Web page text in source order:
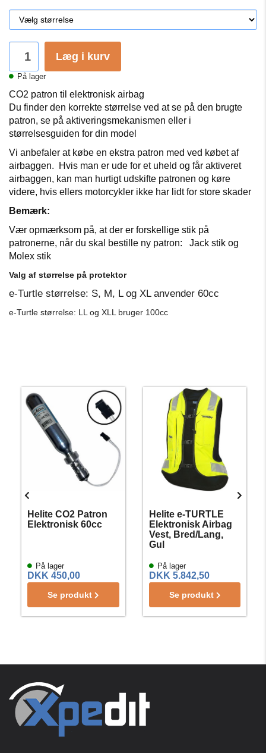
Læg i kurv
På lager
CO2 patron til elektronisk airbag
Du finder den korrekte størrelse ved at se på den brugte
patron, se på aktiveringsmekanismen eller i
størrelsesguiden for din model
Vi anbefaler at købe en ekstra patron med ved købet af
airbaggen.
Hvis man er ude for et uheld og får aktiveret
airbaggen, kan man hurtigt udskifte patronen og køre
videre, hvis ellers motorcykler ikke har lidt for store skader
Bemærk:
Vær opmærksom på, at der er forskellige stik på
patronerne, når du skal bestille ny patron: Jack stik og
Molex stik
Valg af størrelse på protektor
e-Turtle størrelse: S, M, L og XL anvender 60cc
e-Turtle størrelse: LL og XLL bruger 100cc
Helite CO2 Patron
Elektronisk 60cc
På lager
DKK 450,00
Se produkt
Helite e-TURTLE
Elektronisk Airbag
Vest, Bred/Lang,
Gul
På lager
DKK 5.842,50
Se produkt